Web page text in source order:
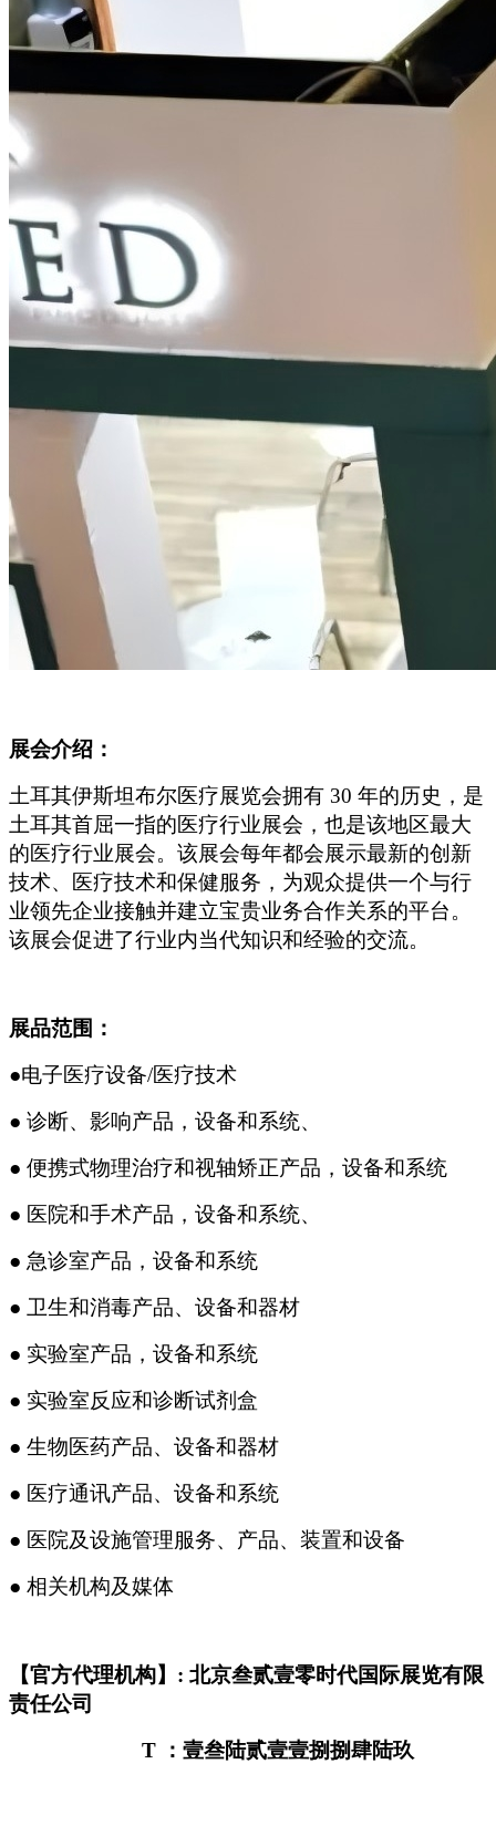
展会介绍：
土耳其伊斯坦布尔医疗展览会拥有 30 年的历史，是
土耳其首屈一指的医疗行业展会，也是该地区最大
的医疗行业展会。该展会每年都会展示最新的创新
技术、医疗技术和保健服务，为观众提供一个与行
业领先企业接触并建立宝贵业务合作关系的平台。
该展会促进了行业内当代知识和经验的交流。
展品范围：
●电子医疗设备/医疗技术
● 诊断、影响产品，设备和系统、
● 便携式物理治疗和视轴矫正产品，设备和系统
● 医院和手术产品，设备和系统、
● 急诊室产品，设备和系统
● 卫生和消毒产品、设备和器材
● 实验室产品，设备和系统
● 实验室反应和诊断试剂盒
● 生物医药产品、设备和器材
● 医疗通讯产品、设备和系统
● 医院及设施管理服务、产品、装置和设备
● 相关机构及媒体
【官方代理机构】: 北京叁贰壹零时代国际展览有限
责任公司
T
：壹叁陆贰壹壹捌捌肆陆玖